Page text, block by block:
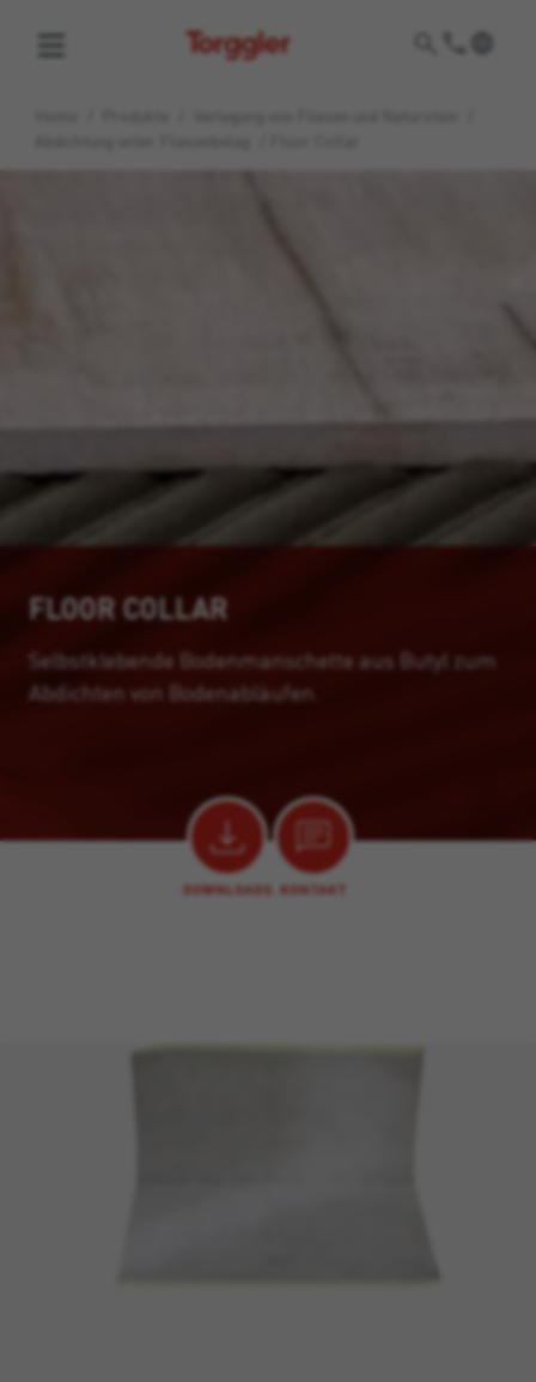
Torggler
FLOOR COLLAR
Selbstklebende Bodenmanschette aus Butyl zum
Abdichten von Bodenabläufen.
DOWNLOADS KONTAKT